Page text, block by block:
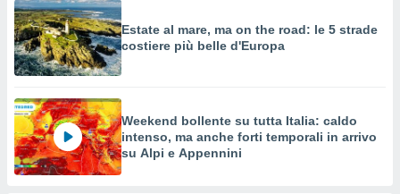
Estate al mare, ma on the road: le 5 strade
costiere più belle d'Europa
Weekend bollente su tutta Italia: caldo
intenso, ma anche forti temporali in arrivo
su Alpi e Appennini